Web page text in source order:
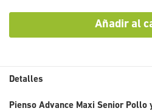
Añadir al
Detalles
Pienso Advance Maxi Senior Pollo